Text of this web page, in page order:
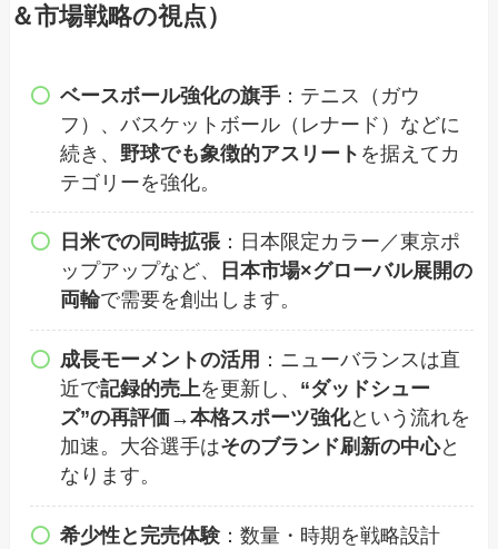
＆市場戦略の視点）
ベースボール強化の旗手：テニス（ガウ
フ）、バスケットボール（レナード）などに
続き、 野球でも象徴的アスリート を据えてカ
テゴリーを強化。
日米での同時拡張：日本限定カラー／東京ポ
ップアップなど、
日本市場×グローバル展開の
両輪で需要を創出します。
成長モーメントの活用 ：ニューバランスは直
近で記録的売上を更新し、 “ダッドシュー
ズ”の再評価→本格スポーツ強化という流れを
加速。大谷選手はそのブランド刷新の中心と
なります。
希少性と完売体験：数量・時期を戦略設計